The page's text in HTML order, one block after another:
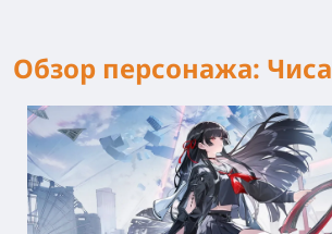
Обзор персонажа: Чиса